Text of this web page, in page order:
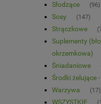
Słodzące (96)
Sosy (147)
Strączkowe
Suplementy
okrzemkowa)
Śniadaniowe
Środki żelujące
Warzywa (17)
WSZYSTKIE